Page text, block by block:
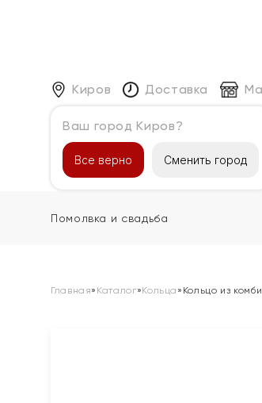
Киров
Ваш город Киров?
Все верно Сменить город
Доставка
Каталог
Помолвка и свадьба
Главная» Каталог»Кольца » Кольцо из